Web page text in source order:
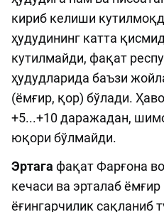
кириб келиши
ҳудудининг катта
кутилмайди, фақат
ҳудудларида баъзи
(ёмғир, қор) бўлади.
+5...+10 даражадан,
юқори бўлмайди.
Эртага фақат Фарғона
кечаси ва эрталаб
ёғингарчилик сақланиб